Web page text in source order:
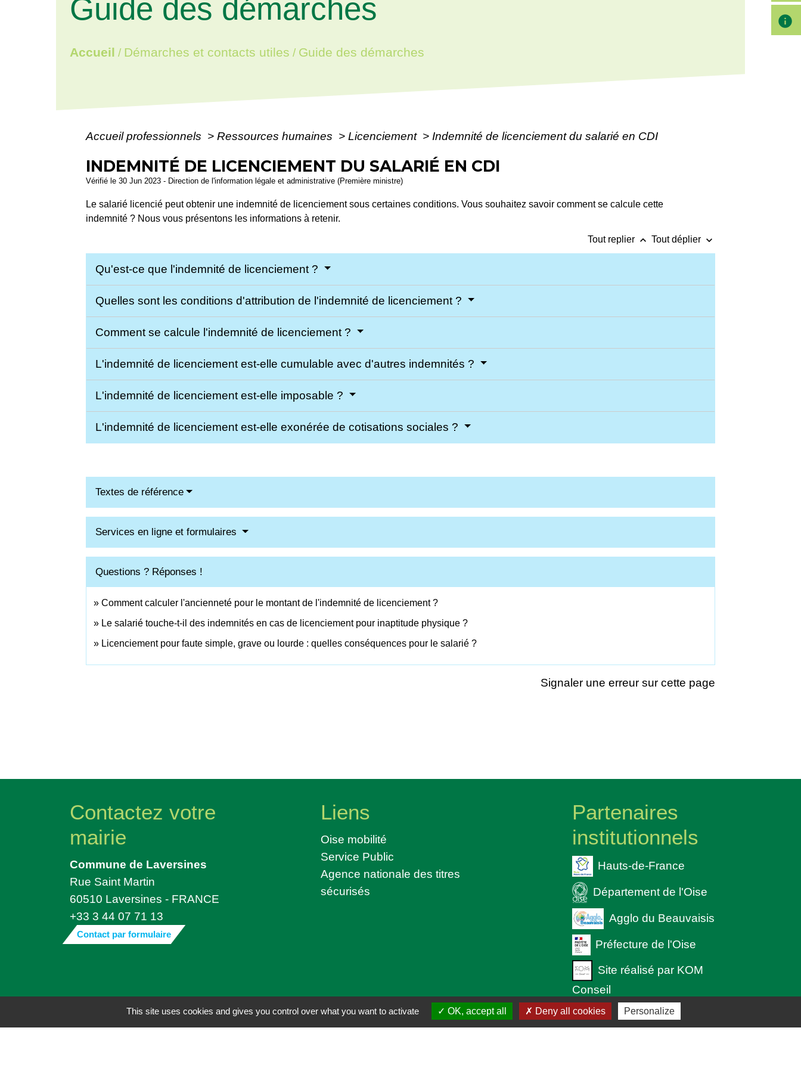
Guide des démarches
Accueil / Démarches et contacts utiles / Guide des démarches
Accueil professionnels > Ressources humaines > Licenciement > Indemnité de licenciement du salarié en CDI
INDEMNITÉ DE LICENCIEMENT DU SALARIÉ EN CDI
Vérifié le 30 Jun 2023 - Direction de l'information légale et administrative (Première ministre)
Le salarié licencié peut obtenir une indemnité de licenciement sous certaines conditions. Vous souhaitez savoir comment se calcule cette
indemnité ? Nous vous présentons les informations à retenir.
Tout replier keyboard_arrow_up Tout déplier keyboard_arrow_down
Qu'est-ce que l'indemnité de licenciement ?
Quelles sont les conditions d'attribution de l'indemnité de licenciement ?
Comment se calcule l'indemnité de licenciement ?
L'indemnité de licenciement est-elle cumulable avec d'autres indemnités ?
L'indemnité de licenciement est-elle imposable ?
L'indemnité de licenciement est-elle exonérée de cotisations sociales ?
Textes de référence
Services en ligne et formulaires
Questions ? Réponses !
Comment calculer l'ancienneté pour le montant de l'indemnité de licenciement ?
Le salarié touche-t-il des indemnités en cas de licenciement pour inaptitude physique ?
Licenciement pour faute simple, grave ou lourde : quelles conséquences pour le salarié ?
Signaler une erreur sur cette page
info
Contactez votre
mairie
Commune de Laversines
Rue Saint Martin
60510 Laversines - FRANCE
+33 3 44 07 71 13
Contact par formulaire
Liens
Oise mobilité
Service Public
Agence nationale des titres
sécurisés
Partenaires
institutionnels
Hauts-de-France
Département de l'Oise
Agglo du Beauvaisis
Préfecture de l'Oise
Site réalisé par KOM
Conseil
Mentions légales - Politique de confidentialité - Accessibilité - Plan du site - Gestion des cookies
This site uses cookies and gives you control over what you want to activate OK, accept all Deny all cookies Personalize